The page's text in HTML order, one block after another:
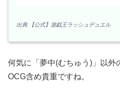
出典:【公式】遊戯王ラッシュデュエル
何気に「夢中(むちゅう)」以外
ОCG含め貴重ですね。